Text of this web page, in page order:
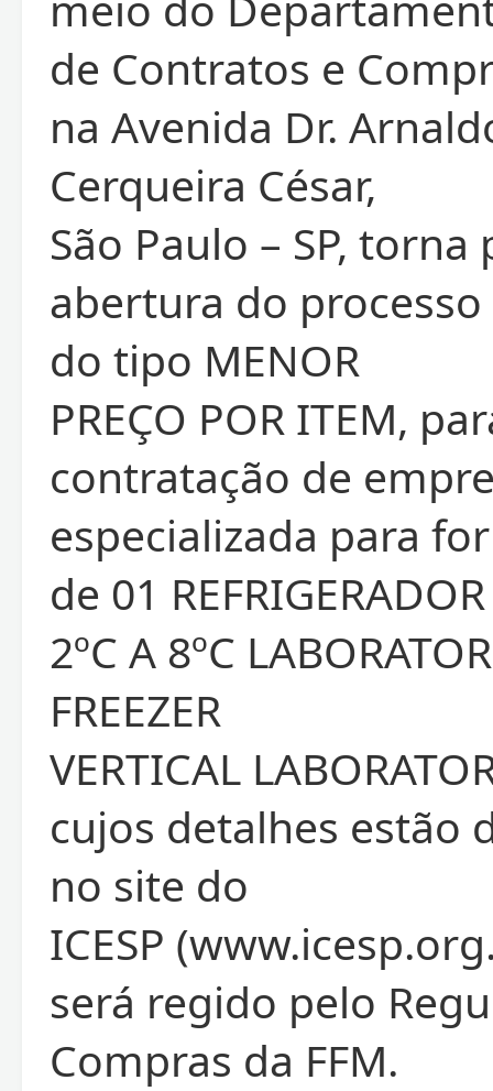
de Contratos e
na Avenida Dr.
Cerqueira César,
São Paulo – SP, torna
abertura do
do tipo MENOR
PREÇO POR ITEM,
contratação de
especializada para
de 01
2ºC A 8ºC
FREEZER
VERTICAL
cujos detalhes estão
no site do
ICESP
será regido pelo
Compras da FFM.